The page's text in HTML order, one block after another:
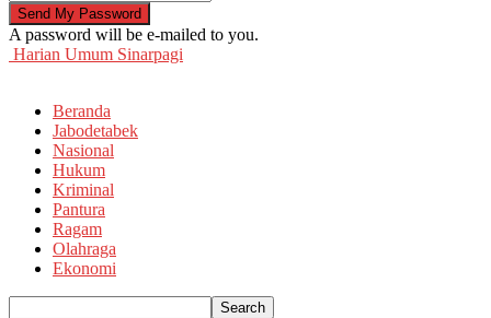
A password will be e-mailed to you.
Harian Umum Sinarpagi
Beranda
Jabodetabek
Nasional
Hukum
Kriminal
Pantura
Ragam
Olahraga
Ekonomi